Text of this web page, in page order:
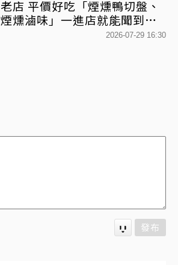
老店 平價好吃「煙燻鴨切盤、
煙燻滷味」一進店就能聞到香
2026-07-29 16:30
發布